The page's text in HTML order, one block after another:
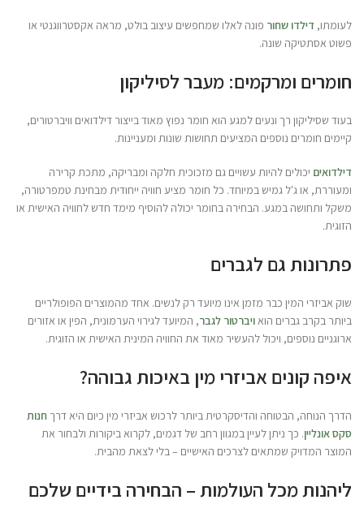
לעומתו, דילדו שחור פונה לאלו שמחפשים עיצוב בולט, מראה אקסטרווגנטי או
פשוט אסתטיקה שונה.
חומרים ומרקמים: מעבר לסיליקון
בעוד שסיליקון רך ונעים למגע הוא חומר נפוץ מאוד בייצור דילדואים וויברטורים,
קיימים חומרים נוספים המציעים תחושות שונות ומעניינות.
דילדואים יכולים להיות עשויים גם מזכוכית חלקה ומבריקה, מתכת קרירה
ומעוררת, או ג'ל גמיש במיוחד. כל חומר מציע חוויה ייחודית מבחינת טמפרטורה,
משקל ותחושה במגע. הבחירה בחומר יכולה להוסיף מימד חדש לחוויה האישית או
הזוגית.
פתרונות גם לגברים
שוק אביזרי המין כבר מזמן אינו מיועד רק לנשים. אחד מהמוצרים הפופולריים
ביותר בקרב גברים הואויברטור לגבר, המיועד לגירוי הערמונית, הפין או אזורים
ארוגניים נוספים, ויכול להעשיר מאוד את החוויה המינית האישית או הזוגית.
איפה קונים אביזרי מין באיכות גבוהה?
הדרך הנוחה, הבטוחה והדיסקרטית ביותר לרכוש אביזרי מין כיום היא דרךחנות
סקס אונליין. כך ניתן לעיין במגוון רחב של דגמים, לקרוא ביקורות ולבחור את
המוצר המדויק שמתאים לצרכים האישיים – בלי לצאת מהבית.
ליהנות מכל העולמות – הבחירה בידיים שלכם